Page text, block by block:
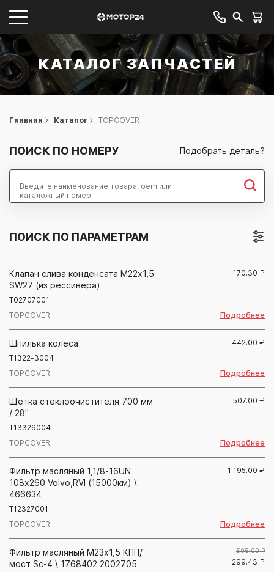
КАТАЛОГ ЗАПЧАСТЕЙ
Главная Каталог TOPCOVER
ПОИСК ПО НОМЕРУ Подобрать деталь?
ПОИСК ПО ПАРАМЕТРАМ
Клапан слива конденсата M22х1,5
SW27 (из рессивера)
T02707001
TOPCOVER
170.30 ₽
Подробнее
Шпилька колеса
T1322-3004
TOPCOVER
442.00 ₽
Подробнее
Щетка стеклоочистителя 700 мм
/ 28"
T13329004
TOPCOVER
507.00 ₽
Подробнее
Фильтр масляный 1,1/8-16UN
108х260 Volvo,RVI (15000км) \
466634
T12327001
TOPCOVER
1 195.00 ₽
Подробнее
Фильтр масляный М23x1,5 КПП/
мост Sc-4 \ 1768402 2002705
505.00 ₽
299.43 ₽